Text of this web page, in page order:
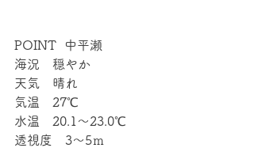
POINT  中平瀬
海況　穏やか
天気　晴れ
気温　27℃
水温　20.1～23.0℃
透視度　3～5ｍ